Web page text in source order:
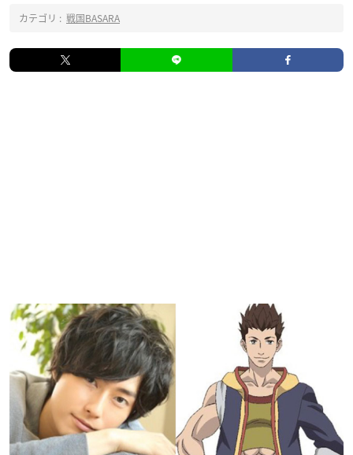
カテゴリ : 戦国BASARA